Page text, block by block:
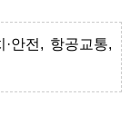
안전, 항공교통,